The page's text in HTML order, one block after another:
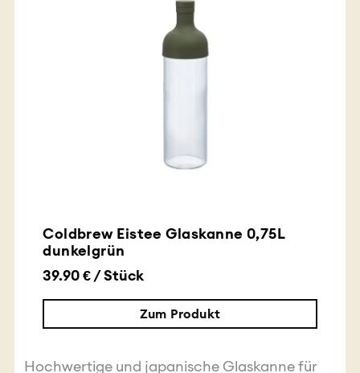
Coldbrew Eistee Glaskanne 0,75L
dunkelgrün
39.90 € / Stück
Zum Produkt
Hochwertige und japanische Glaskanne für